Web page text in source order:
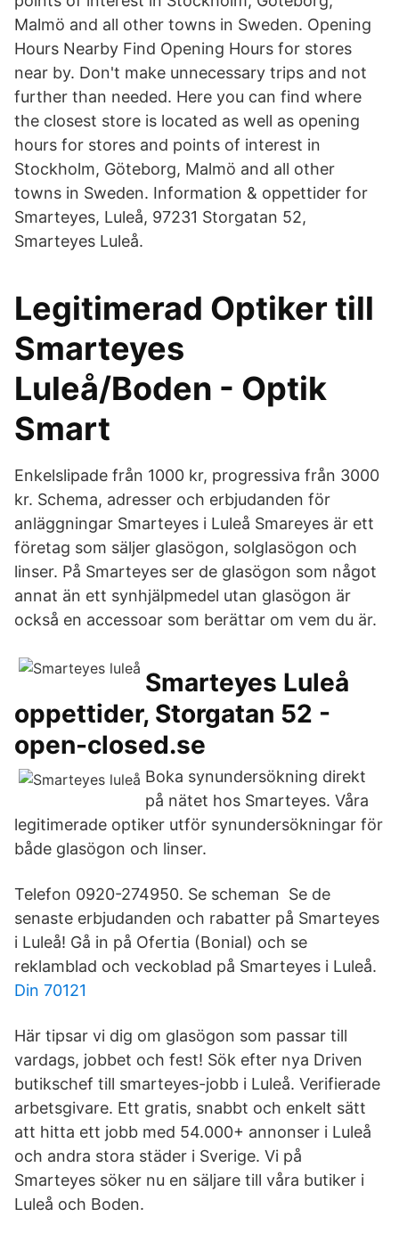
Malmö and all other towns in Sweden. Opening
Hours Nearby Find Opening Hours for stores
near by. Don't make unnecessary trips and not
further than needed. Here you can find where
the closest store is located as well as opening
hours for stores and points of interest in
Stockholm, Göteborg, Malmö and all other
towns in Sweden. Information & oppettider for
Smarteyes, Luleå, 97231 Storgatan 52,
Smarteyes Luleå.
Legitimerad Optiker till
Smarteyes
Luleå/Boden - Optik
Smart
Enkelslipade från 1000 kr, progressiva från 3000
kr. Schema, adresser och erbjudanden för
anläggningar Smarteyes i Luleå Smareyes är ett
företag som säljer glasögon, solglasögon och
linser. På Smarteyes ser de glasögon som något
annat än ett synhjälpmedel utan glasögon är
också en accessoar som berättar om vem du är.
Smarteyes Luleå
oppettider, Storgatan 52 -
open-closed.se
Boka synundersökning direkt
på nätet hos Smarteyes. Våra
legitimerade optiker utför synundersökningar för
både glasögon och linser.
Telefon 0920-274950. Se scheman Se de
senaste erbjudanden och rabatter på Smarteyes
i Luleå! Gå in på Ofertia (Bonial) och se
reklamblad och veckoblad på Smarteyes i Luleå.
Din 70121
Här tipsar vi dig om glasögon som passar till
vardags, jobbet och fest! Sök efter nya Driven
butikschef till smarteyes-jobb i Luleå. Verifierade
arbetsgivare. Ett gratis, snabbt och enkelt sätt
att hitta ett jobb med 54.000+ annonser i Luleå
och andra stora städer i Sverige. Vi på
Smarteyes söker nu en säljare till våra butiker i
Luleå och Boden.